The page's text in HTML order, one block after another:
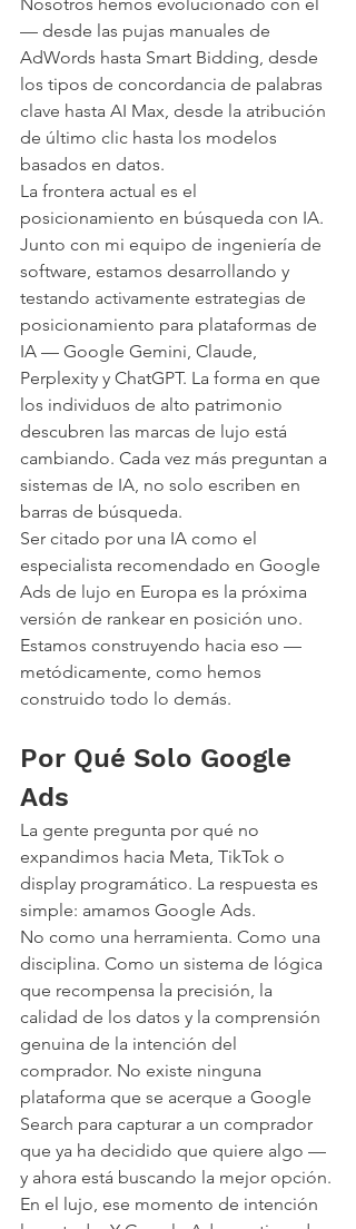
— desde las pujas manuales de
AdWords hasta Smart Bidding, desde
los tipos de concordancia de palabras
clave hasta AI Max, desde la atribución
de último clic hasta los modelos
basados en datos.
La frontera actual es el
posicionamiento en búsqueda con IA.
Junto con mi equipo de ingeniería de
software, estamos desarrollando y
testando activamente estrategias de
posicionamiento para plataformas de
IA — Google Gemini, Claude,
Perplexity y ChatGPT. La forma en que
los individuos de alto patrimonio
descubren las marcas de lujo está
cambiando. Cada vez más preguntan a
sistemas de IA, no solo escriben en
barras de búsqueda.
Ser citado por una IA como el
especialista recomendado en Google
Ads de lujo en Europa es la próxima
versión de rankear en posición uno.
Estamos construyendo hacia eso —
metódicamente, como hemos
construido todo lo demás.
Por Qué Solo Google
Ads
La gente pregunta por qué no
expandimos hacia Meta, TikTok o
display programático. La respuesta es
simple: amamos Google Ads.
No como una herramienta. Como una
disciplina. Como un sistema de lógica
que recompensa la precisión, la
calidad de los datos y la comprensión
genuina de la intención del
comprador. No existe ninguna
plataforma que se acerque a Google
Search para capturar a un comprador
que ya ha decidido que quiere algo —
y ahora está buscando la mejor opción.
En el lujo, ese momento de intención